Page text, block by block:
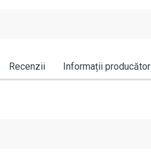
Recenzii Informații producător